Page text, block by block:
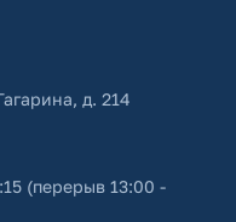
д. 214
(перерыв 13:00 -